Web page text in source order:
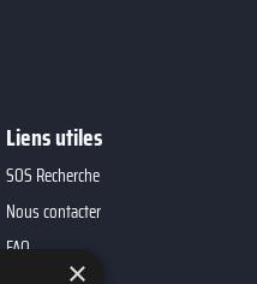
Liens utiles
SOS Recherche
Nous contacter
FAQ
×